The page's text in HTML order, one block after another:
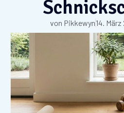
von Pikkewyn14. März